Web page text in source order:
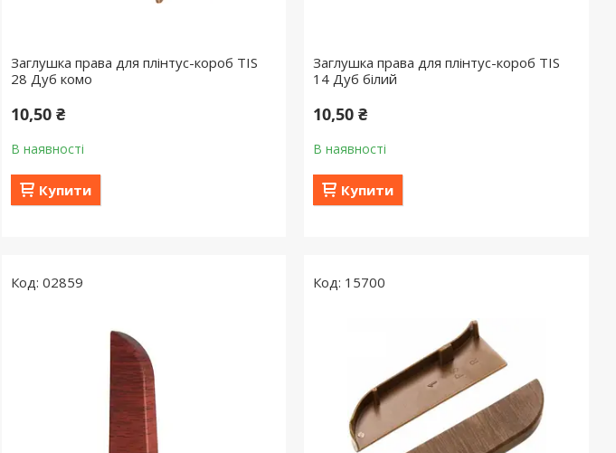
Заглушка права для плінтус-короб TIS
28 Дуб комо
10,50 ₴
В наявності
Купити
Заглушка права для плінтус-короб TIS
14 Дуб білий
10,50 ₴
В наявності
Купити
02859 15700